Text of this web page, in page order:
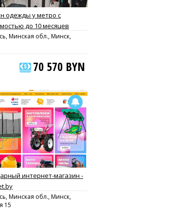
одежды у метро с
до 10 месяцев
Минская обл., Минск,
70 570 BYN
интepнeт-мaгaзин -
Минская обл., Минск,
15